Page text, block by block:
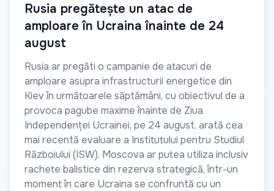
Rusia pregătește un atac de
amploare în Ucraina înainte de 24
august
Rusia ar pregăti o campanie de atacuri de
amploare asupra infrastructurii energetice din
Kiev în următoarele săptămâni, cu obiectivul de a
provoca pagube maxime înainte de Ziua
Independenței Ucrainei, pe 24 august, arată cea
mai recentă evaluare a Institutului pentru Studiul
Războiului (ISW). Moscova ar putea utiliza inclusiv
rachete balistice din rezerva strategică, într-un
moment în care Ucraina se confruntă cu un